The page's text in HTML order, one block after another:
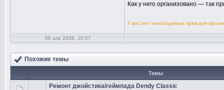
Как у него организовано — так
У вас нет необходимых прав для
08 апр 2026, 10:57
Похожие темы
Темы
Ремонт джойстика/геймпада Dendy Classic